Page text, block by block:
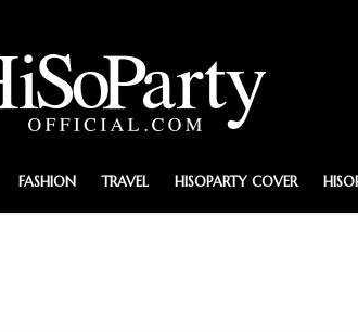
FASHION TRAVEL HISOPARTY COVER